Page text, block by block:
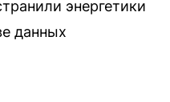
энергетики
данных